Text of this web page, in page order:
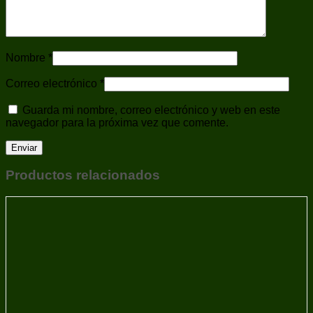
Repuestos
Repuestos/Accesorios
Revólveres
Sobaqueras
Tiro Deportivo
Trípodes
Uncategorized
Varas de Defensa
Nombre *
Correo electrónico *
Guarda mi nombre, correo electrónico y web en este
navegador para la próxima vez que comente.
Productos relacionados